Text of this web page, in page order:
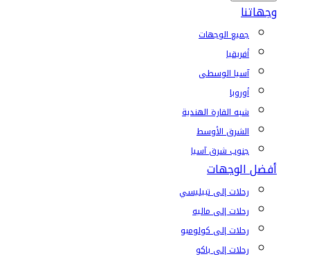
وجهاتنا
جميع الوجهات
أفريقيا
آسيا الوسطى
أوروبا
شبه القارة الهندية
الشرق الأوسط
جنوب شرق آسيا
أفضل الوجهات
رحلات إلى تبيليسي
رحلات إلى ماليه
رحلات إلى كولومبو
رحلات إلى باكو